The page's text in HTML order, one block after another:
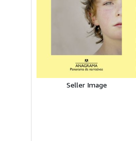
Seller Image